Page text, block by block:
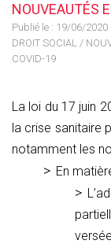
NOUVEAUTÉS
Publié le : 19/06/2020
DROIT SOCIAL /
COVID-19
La loi du 17 juin
la crise sanitaire
notamment les
En